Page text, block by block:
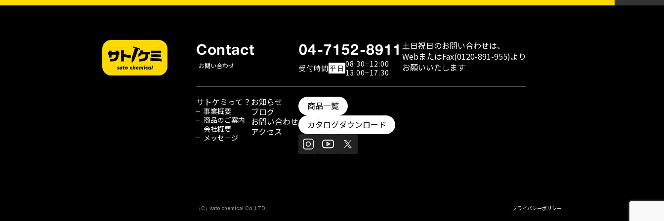
Contact
お問い合わせ
04-7152-8911
受付時間平日 08:30−12:00
13:00−17:30
土日祝日のお問い合わせは、
WebまたはFax(0120-891-955)より
お願いいたします
サトケミって？
事業概要
商品のご案内
会社概要
メッセージ
お知らせ
ブログ
お問い合わせ
アクセス
商品一覧
カタログダウンロード
プライバシーポリシー
（C）sato chemical Co.,LTD.